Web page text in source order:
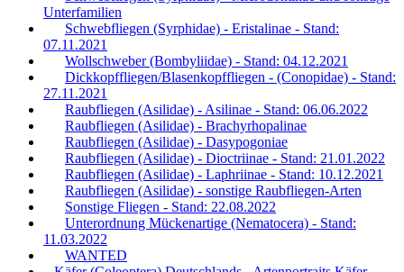
Unterfamilien
Schwebfliegen (Syrphidae) - Eristalinae - Stand:
07.11.2021
Wollschweber (Bombyliidae) - Stand: 04.12.2021
Dickkopffliegen/Blasenkopffliegen - (Conopidae) - Stand:
27.11.2021
Raubfliegen (Asilidae) - Asilinae - Stand: 06.06.2022
Raubfliegen (Asilidae) - Brachyrhopalinae
Raubfliegen (Asilidae) - Dasypogoniae
Raubfliegen (Asilidae) - Dioctriinae - Stand: 21.01.2022
Raubfliegen (Asilidae) - Laphriinae - Stand: 10.12.2021
Raubfliegen (Asilidae) - sonstige Raubfliegen-Arten
Sonstige Fliegen - Stand: 22.08.2022
Unterordnung Mückenartige (Nematocera) - Stand:
11.03.2022
WANTED